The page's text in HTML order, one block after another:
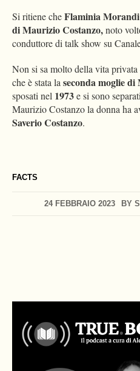
FACTS
24 FEBBRAIO 2023 BY
Si ritiene cheFlaminia Morandi
di Maurizio Costanzo,noto
conduttore di talk show su
Non si sa molto della vita
che è stata laseconda moglie
sposati nel 1973e si sono
Maurizio Costanzo la donna ha
Saverio Costanzo.